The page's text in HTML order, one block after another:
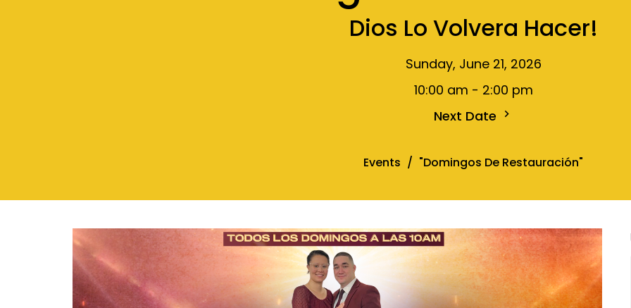
Dios Lo Volvera Hacer!
Sunday, June 21, 2026
10:00 am - 2:00 pm
Next Date
Events "Domingos De Restauración"